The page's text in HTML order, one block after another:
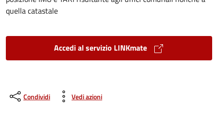
quella catastale
Accedi al servizio LINKmate
Condividi Vedi azioni